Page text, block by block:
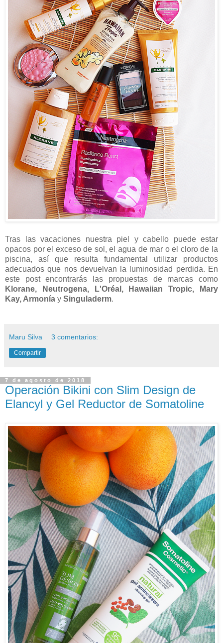
Tras las vacaciones nuestra piel y cabello puede estar
opacos por el exceso de sol, el agua de mar o el cloro de la
piscina, así que resulta fundamental utilizar productos
adecuados que nos devuelvan la luminosidad perdida. En
este post encontrarás las propuestas de marcas como
Klorane, Neutrogena, L'Oréal, Hawaiian Tropic, Mary
Kay, Armonía y Singuladerm.
Maru Silva 3 comentarios:
Compartir
7 de agosto de 2018
Operación Bikini con Slim Design de
Elancyl y Gel Reductor de Somatoline